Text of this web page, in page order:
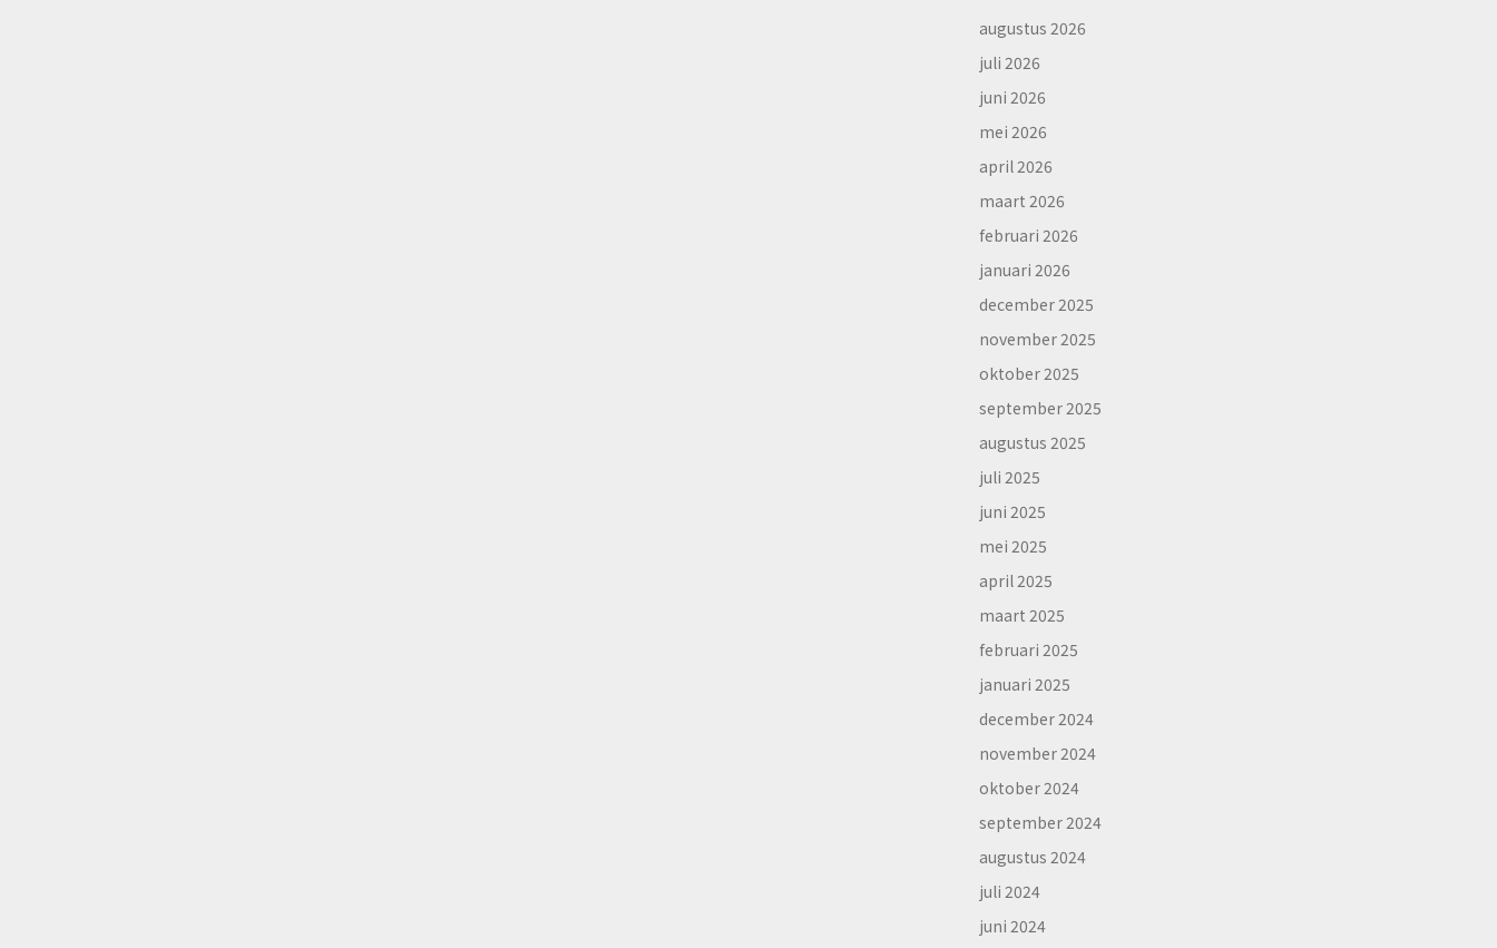
augustus 2026
juli 2026
juni 2026
mei 2026
april 2026
maart 2026
februari 2026
januari 2026
december 2025
november 2025
oktober 2025
september 2025
augustus 2025
juli 2025
juni 2025
mei 2025
april 2025
maart 2025
februari 2025
januari 2025
december 2024
november 2024
oktober 2024
september 2024
augustus 2024
juli 2024
juni 2024